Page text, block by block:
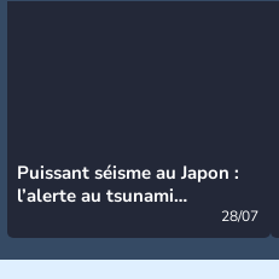
Puissant séisme au Japon :
l’alerte au tsunami
28/07